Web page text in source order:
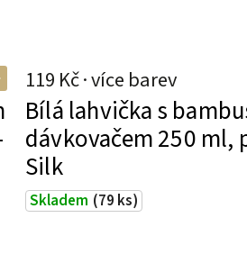
Bílá lahvička s
dávkovačem 250 ml,
Silk
Skladem (79 ks)
119 Kč